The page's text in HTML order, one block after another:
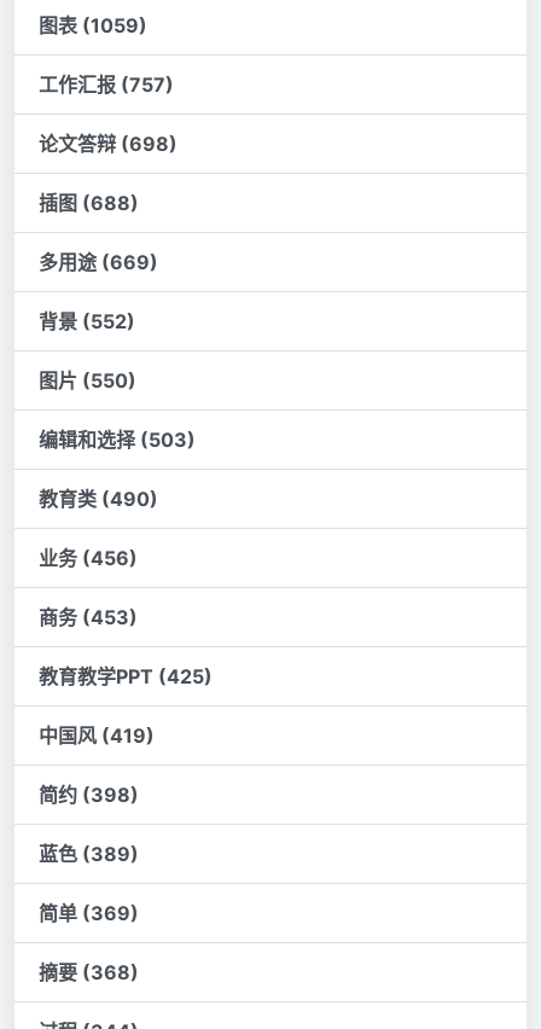
图表 (1059)
工作汇报 (757)
论文答辩 (698)
插图 (688)
多用途 (669)
背景 (552)
图片 (550)
编辑和选择 (503)
教育类 (490)
业务 (456)
商务 (453)
教育教学PPT (425)
中国风 (419)
简约 (398)
蓝色 (389)
简单 (369)
摘要 (368)